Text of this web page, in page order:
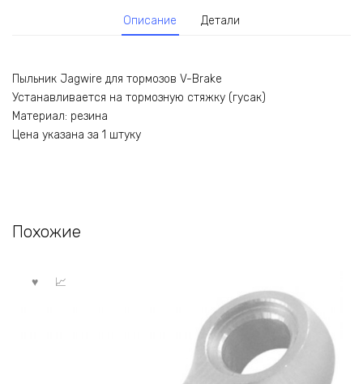
Описание Детали
Пыльник Jagwire для тормозов V-Brake
Устанавливается на тормозную стяжку (гусак)
Материал: резина
Цена указана за 1 штуку
Похожие